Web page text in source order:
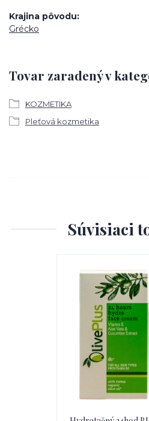
Krajina pôvodu
Grécko
Tovar zaradený v
KOZMETIKA
Pleťová kozmetika
Súvisiaci